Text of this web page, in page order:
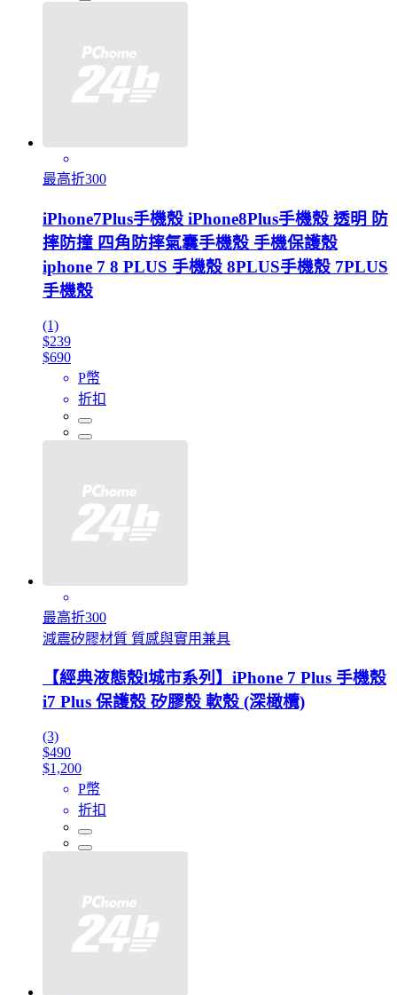
最高折300
iPhone7Plus手機殼 iPhone8Plus手機殼 透明 防
摔防撞 四角防摔氣囊手機殼 手機保護殼
iphone 7 8 PLUS 手機殼 8PLUS手機殼 7PLUS
手機殼
(1)
$239
$690
P幣
折扣
最高折300
減震矽膠材質 質感與實用兼具
【經典液態殼l城市系列】iPhone 7 Plus 手機殼
i7 Plus 保護殼 矽膠殼 軟殼 (深橄欖)
(3)
$490
$1,200
P幣
折扣